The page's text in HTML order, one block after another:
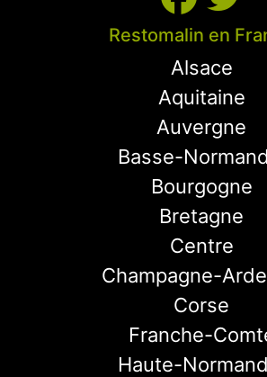
Restomalin en
Alsace
Aquitaine
Auvergne
Basse-
Bourgogne
Bretagne
Centre
Champagne-
Corse
Franche-
Haute-